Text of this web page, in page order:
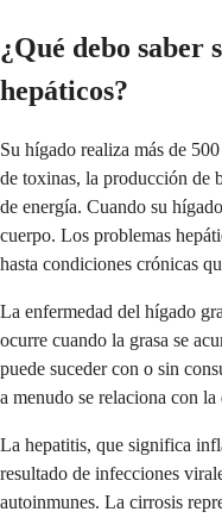
¿Qué debo saber
hepáticos?
Su hígado realiza más de
de toxinas, la producción de
de energía. Cuando su
cuerpo. Los problemas
hasta condiciones crónicas
La enfermedad del hígado
ocurre cuando la grasa se
puede suceder con o sin
a menudo se relaciona con
La hepatitis, que significa
resultado de infecciones
autoinmunes. La cirrosis